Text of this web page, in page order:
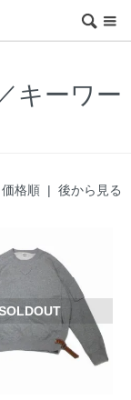
キーワー
価格順 | 後から見る